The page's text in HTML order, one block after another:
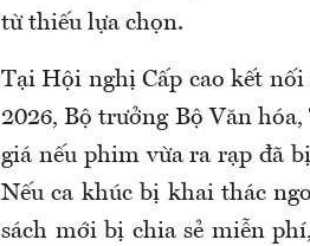
từ thiếu lựa chọn.
Tại Hội nghị Cấp cao kết
2026, Bộ trưởng Bộ Văn
giá nếu phim vừa ra rạp đã
Nếu ca khúc bị khai thác
sách mới bị chia sẻ miễn